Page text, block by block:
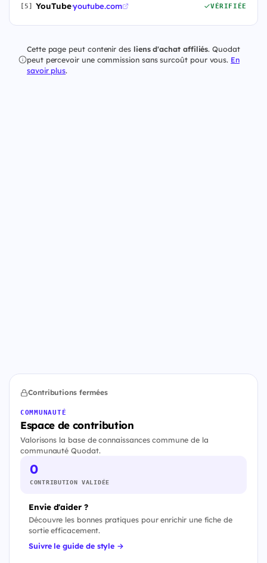
[5] YouTube·youtube.com VÉRIFIÉE
Cette page peut contenir des liens d'achat affiliés. Quodat
peut percevoir une commission sans surcoût pour vous. En
savoir plus.
Contributions fermées
COMMUNAUTÉ
Espace de contribution
Valorisons la base de connaissances commune de la
communauté Quodat.
0
CONTRIBUTION VALIDÉE
Envie d'aider ?
Découvre les bonnes pratiques pour enrichir une fiche de
sortie efficacement.
Suivre le guide de style →